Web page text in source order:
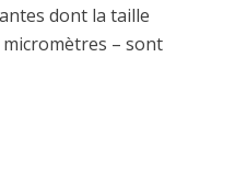
dont la taille
– sont